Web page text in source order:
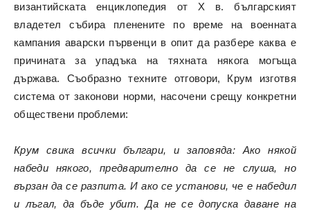
византийската енциклопедия от X в. българският
владетел събира пленените по време на военната
кампания аварски първенци в опит да разбере каква е
причината за упадъка на тяхната някога могъща
държава. Съобразно техните отговори, Крум изготвя
система от законови норми, насочени срещу конкретни
обществени проблеми:
Крум свика всички българи, и заповяда: Ако някой
набеди някого, предварително да се не слуша, но
вързан да се разпита. И ако се установи, че е набедил
и лъгал, да бъде убит. Да не се допуска даване на